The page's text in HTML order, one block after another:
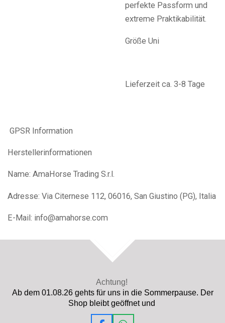
perfekte Passform und
extreme Praktikabilität.
Größe Uni
Lieferzeit ca. 3-8 Tage
GPSR Information
Herstellerinformationen
Name: AmaHorse Trading S.r.l.
Adresse: Via Citernese 112, 06016, San Giustino (PG), Italia
E-Mail: info@amahorse.com
Achtung!
Ab dem 01.08.26 gehts für uns in die Sommerpause. Der
Shop bleibt geöffnet und